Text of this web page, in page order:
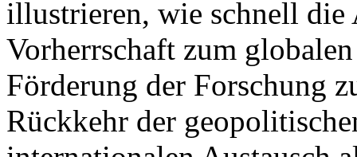
illustrieren, wie schnell die
Vorherrschaft zum
Förderung der Forschung
Rückkehr der